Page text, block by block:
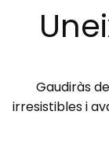
Gaudiràs
irresistibles i